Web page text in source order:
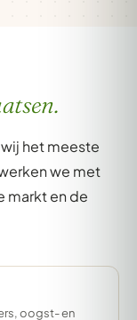
het meeste
we met
markt en de
oogst- en